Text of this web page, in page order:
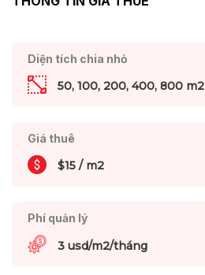
Diện tích chia nhỏ
50, 100, 200, 400, 800 m2
Giá thuê
$15 / m2
Phí quản lý
3 usd/m2/tháng